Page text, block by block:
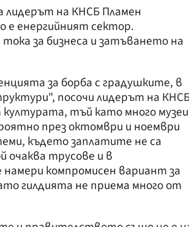
лидерът на КНСБ Пламен
е енергийният сектор.
за бизнеса и затъването на
за борба с градушките, в
посочи лидерът на
тъй като много
през октомври и ноември
където заплатите не са
очаква трусове и в
компромисен вариант за
гилдията не приема много от